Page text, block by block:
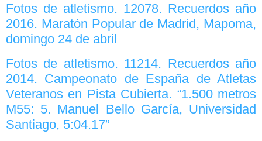
Fotos de atletismo. 12078. Recuerdos año
2016. Maratón Popular de Madrid, Mapoma,
domingo 24 de abril
Fotos de atletismo. 11214. Recuerdos año
2014. Campeonato de España de Atletas
Veteranos en Pista Cubierta. “1.500 metros
M55: 5. Manuel Bello García, Universidad
Santiago, 5:04.17”